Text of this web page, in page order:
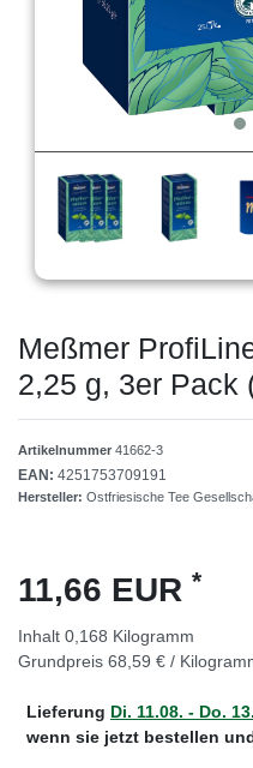
Meßmer
2,25 g, 3er Pack
Artikelnummer 41662-3
EAN: 4251753709191
Hersteller: Ostfriesische Tee
11,66 EUR *
Inhalt 0,168 Kilogramm
Grundpreis 68,59 € /
Lieferung Di. 11.08. - Do.
wenn sie jetzt bestellen